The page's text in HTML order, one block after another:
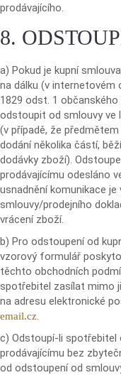
prodávajícího.
8.
a) Pokud je kupní
na dálku (v internetovém
1829 odst. 1
odstoupit od smlouvy ve
(v případě, že
dodání několika částí,
dodávky zboží).
prodávajícímu odesláno
usnadnění komunikace
smlouvy/prodejního
vrácení zboží.
b) Pro odstoupení od
vzorový formulář
těchto obchodních
spotřebitel zasílat mimo
na adresu elektronické
email.cz
c) Odstoupí-li spotřebitel
prodávajícímu bez
od odstoupení od